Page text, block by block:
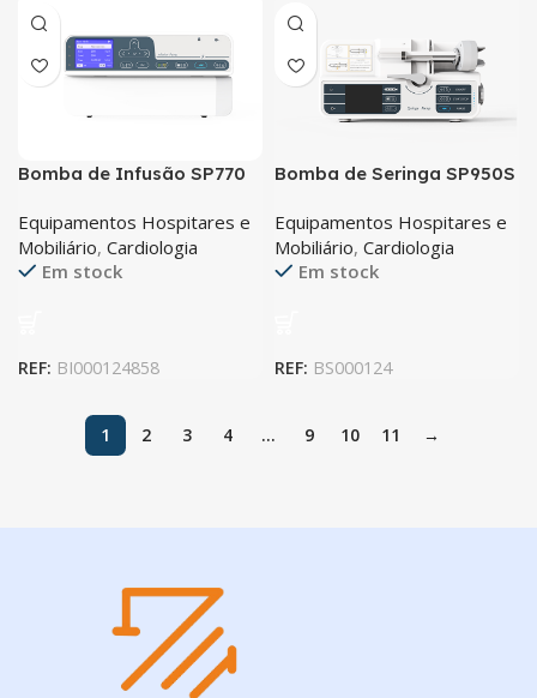
Bomba de Infusão SP770
Equipamentos Hospitares e
Mobiliário, Cardiologia
Em stock
REF: BI000124858
Bomba de Seringa SP950S
Equipamentos Hospitares e
Mobiliário, Cardiologia
Em stock
REF: BS000124
1 2 3 4 … 9 10 11 →